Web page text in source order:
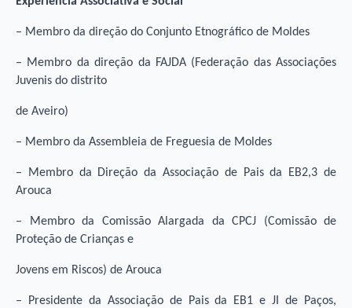
– Membro da direção do Conjunto Etnográfico de Moldes
– Membro da direção da FAJDA (Federação das Associações
Juvenis do distrito
de Aveiro)
– Membro da Assembleia de Freguesia de Moldes
– Membro da Direção da Associação de Pais da EB2,3 de
Arouca
– Membro da Comissão Alargada da CPCJ (Comissão de
Proteção de Crianças e
Jovens em Riscos) de Arouca
– Presidente da Associação de Pais da EB1 e JI de Paços,